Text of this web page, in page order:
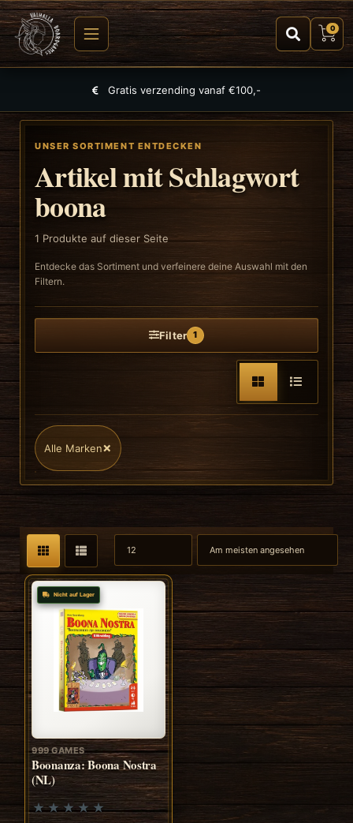
0
Gratis verzending vanaf €100,-
UNSER SORTIMENT ENTDECKEN
Artikel mit Schlagwort
boona
1 Produkte auf dieser Seite
Entdecke das Sortiment und verfeinere deine Auswahl mit den
Filtern.
Filter 1
Alle Marken×
Nicht auf Lager
999 GAMES
Boonanza: Boona Nostra
(NL)